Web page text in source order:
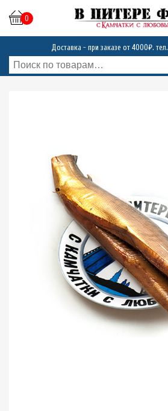
0
Доставка - при заказе от 4000₽. тел.